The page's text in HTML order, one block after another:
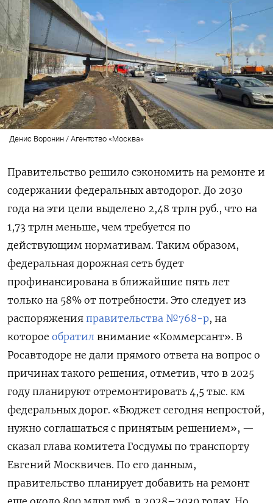
Денис Воронин / Агентство «Москва»
Правительство решило сэкономить на ремонте и
содержании федеральных автодорог. До 2030
года на эти цели выделено 2,48 трлн руб., что на
1,73 трлн меньше, чем требуется по
действующим нормативам. Таким образом,
федеральная дорожная сеть будет
профинансирована в ближайшие пять лет
только на 58% от потребности. Это следует из
распоряжения правительства №768-р, на
которое обратил внимание «Коммерсант». В
Росавтодоре не дали прямого ответа на вопрос о
причинах такого решения, отметив, что в 2025
году планируют отремонтировать 4,5 тыс. км
федеральных дорог. «Бюджет сегодня непростой,
нужно соглашаться с принятым решением», —
сказал глава комитета Госдумы по транспорту
Евгений Москвичев. По его данным,
правительство планирует добавить на ремонт